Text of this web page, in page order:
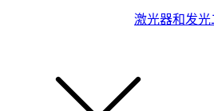
激光器和发光